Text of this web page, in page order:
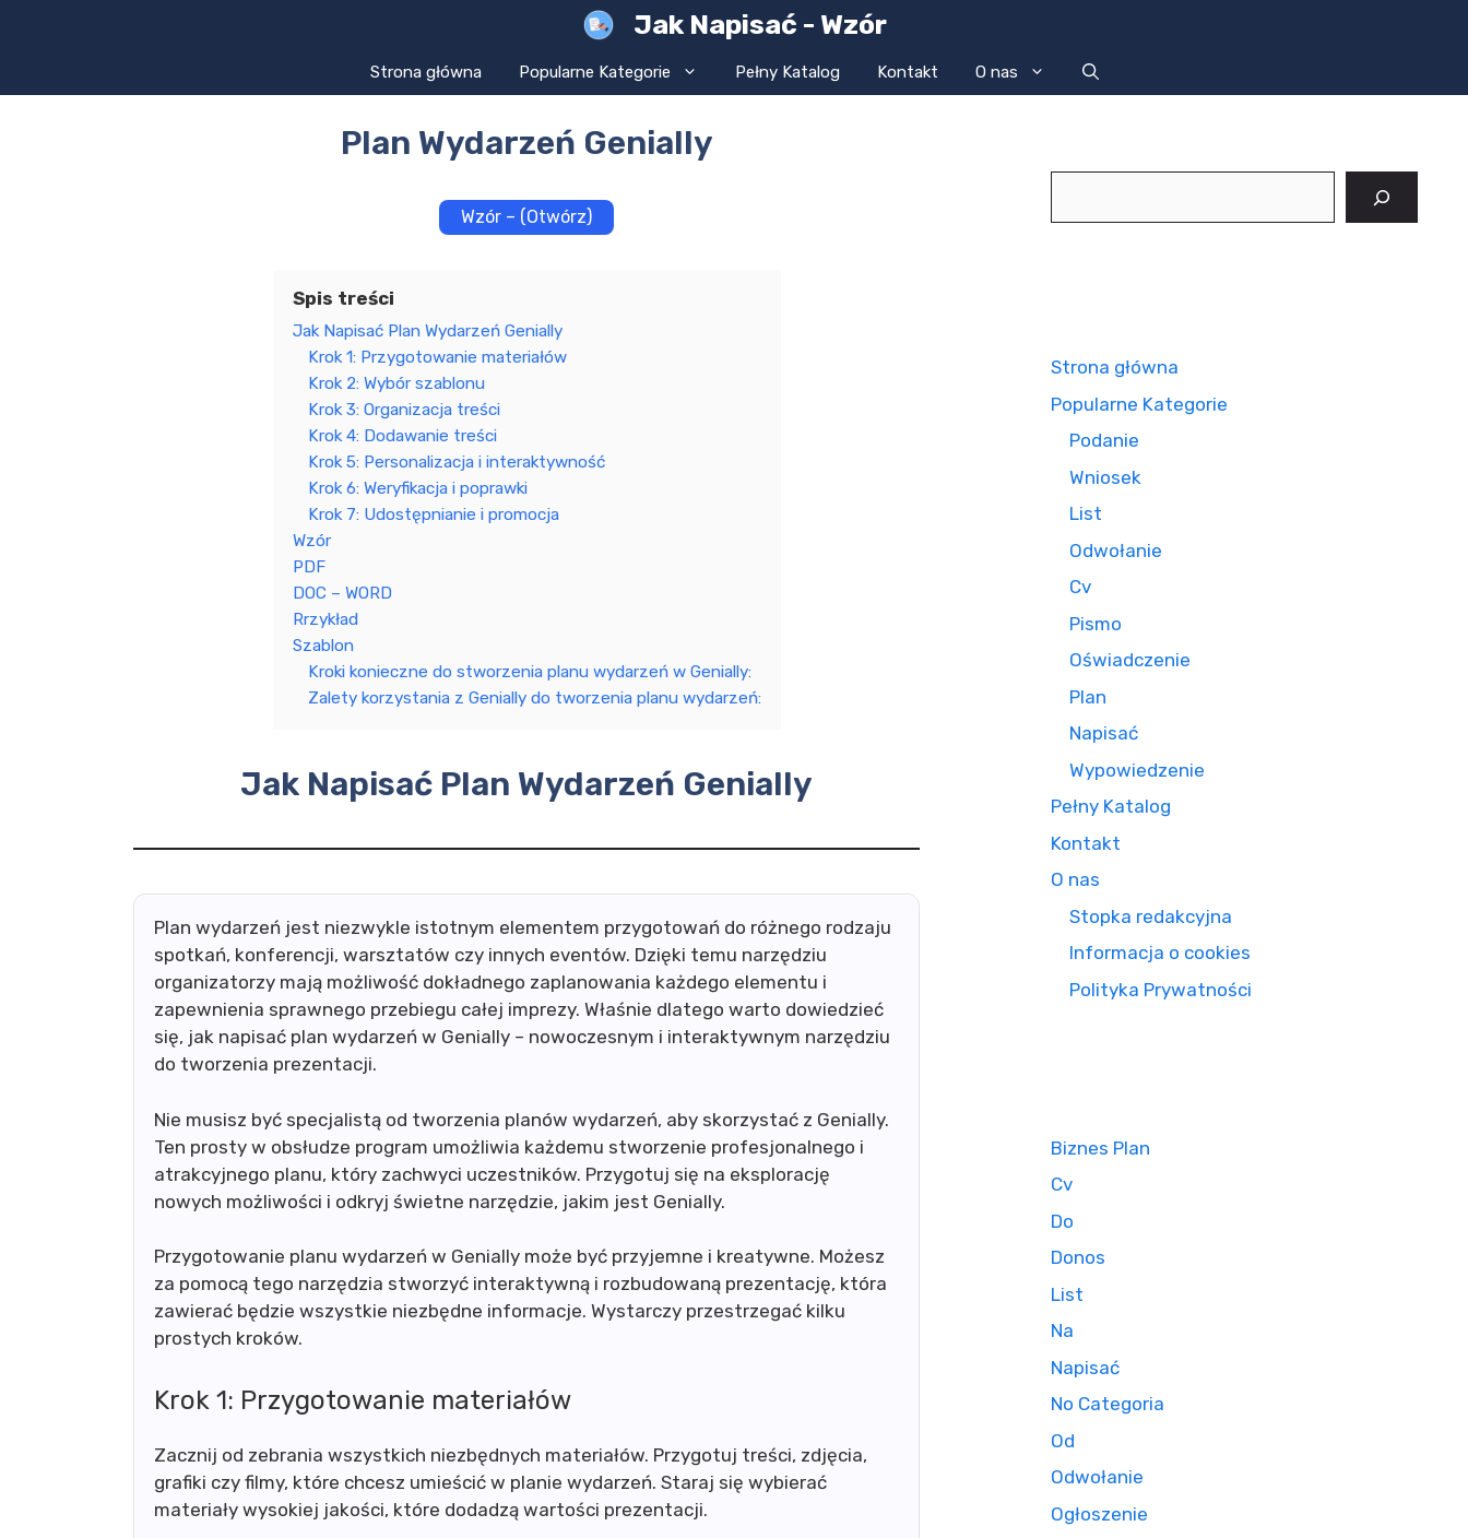
Jak Napisać - Wzór
Strona główna Popularne Kategorie Pełny Katalog Kontakt O nas
Plan Wydarzeń Genially
Wzór – (Otwórz)
Spis treści
Jak Napisać Plan Wydarzeń Genially
Krok 1: Przygotowanie materiałów
Krok 2: Wybór szablonu
Krok 3: Organizacja treści
Krok 4: Dodawanie treści
Krok 5: Personalizacja i interaktywność
Krok 6: Weryfikacja i poprawki
Krok 7: Udostępnianie i promocja
Wzór
PDF
DOC – WORD
Rrzykład
Szablon
Kroki konieczne do stworzenia planu wydarzeń w Genially:
Zalety korzystania z Genially do tworzenia planu wydarzeń:
Jak Napisać Plan Wydarzeń Genially
Plan wydarzeń jest niezwykle istotnym elementem przygotowań do różnego rodzaju
spotkań, konferencji, warsztatów czy innych eventów. Dzięki temu narzędziu
organizatorzy mają możliwość dokładnego zaplanowania każdego elementu i
zapewnienia sprawnego przebiegu całej imprezy. Właśnie dlatego warto dowiedzieć
się, jak napisać plan wydarzeń w Genially – nowoczesnym i interaktywnym narzędziu
do tworzenia prezentacji.
Nie musisz być specjalistą od tworzenia planów wydarzeń, aby skorzystać z Genially.
Ten prosty w obsłudze program umożliwia każdemu stworzenie profesjonalnego i
atrakcyjnego planu, który zachwyci uczestników. Przygotuj się na eksplorację
nowych możliwości i odkryj świetne narzędzie, jakim jest Genially.
Przygotowanie planu wydarzeń w Genially może być przyjemne i kreatywne. Możesz
za pomocą tego narzędzia stworzyć interaktywną i rozbudowaną prezentację, która
zawierać będzie wszystkie niezbędne informacje. Wystarczy przestrzegać kilku
prostych kroków.
Krok 1: Przygotowanie materiałów
Zacznij od zebrania wszystkich niezbędnych materiałów. Przygotuj treści, zdjęcia,
grafiki czy filmy, które chcesz umieścić w planie wydarzeń. Staraj się wybierać
materiały wysokiej jakości, które dodadzą wartości prezentacji.
Strona główna
Popularne Kategorie
Podanie
Wniosek
List
Odwołanie
Cv
Pismo
Oświadczenie
Plan
Napisać
Wypowiedzenie
Pełny Katalog
Kontakt
O nas
Stopka redakcyjna
Informacja o cookies
Polityka Prywatności
Biznes Plan
Cv
Do
Donos
List
Na
Napisać
No Categoria
Od
Odwołanie
Ogłoszenie